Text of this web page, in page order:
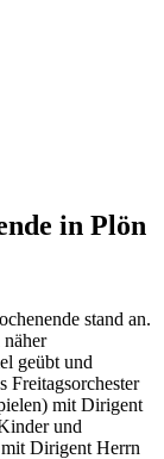
in Plön
stand an.
geübt und
Freitagsorchester
mit Dirigent
und
mit Dirigent Herrn